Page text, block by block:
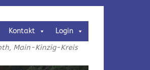
Kontakt Login
Main-Kinzig-Kreis